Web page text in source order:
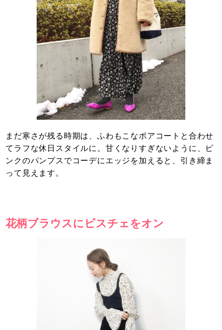
まだ寒さが残る時期は、ふわもこなボアコートと合わせ
てラフな休日スタイルに。甘くなりすぎないように、ピ
ンクのパンプスでコーデにエッジを加えると、引き締ま
って見えます。
花柄ブラウスにビスチェをオン